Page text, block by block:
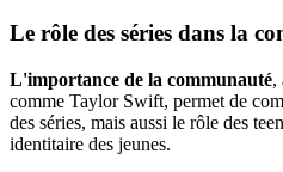
Le rôle des séries dans la
L'importance de la communauté,
comme Taylor Swift, permet de
des séries, mais aussi le rôle des
identitaire des jeunes.